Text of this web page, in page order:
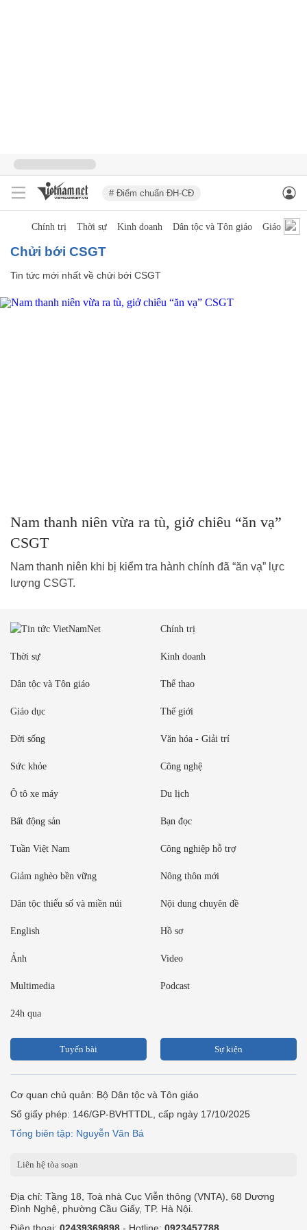
# Điểm chuẩn ĐH-CĐ
Chính trị Thời sự Kinh doanh Dân tộc và Tôn giáo Giáo dục
chửi bới CSGT
Tin tức mới nhất về chửi bới CSGT
Nam thanh niên vừa ra tù, giở chiêu “ăn vạ”
CSGT
Nam thanh niên khi bị kiểm tra hành chính đã “ăn vạ” lực
lượng CSGT.
Chính trị
Thời sự Kinh doanh
Dân tộc và Tôn giáo Thể thao
Giáo dục Thế giới
Đời sống Văn hóa - Giải trí
Sức khỏe Công nghệ
Ô tô xe máy Du lịch
Bất động sản Bạn đọc
Tuần Việt Nam Công nghiệp hỗ trợ
Giảm nghèo bền vững Nông thôn mới
Dân tộc thiểu số và miền núi Nội dung chuyên đề
English Hồ sơ
Ảnh Video
Multimedia Podcast
24h qua
Tuyến bài Sự kiện
Cơ quan chủ quản: Bộ Dân tộc và Tôn giáo
Số giấy phép: 146/GP-BVHTTDL, cấp ngày 17/10/2025
Tổng biên tập: Nguyễn Văn Bá
Liên hệ tòa soạn
Địa chỉ: Tầng 18, Toà nhà Cục Viễn thông (VNTA), 68 Dương
Đình Nghệ, phường Cầu Giấy, TP. Hà Nội.